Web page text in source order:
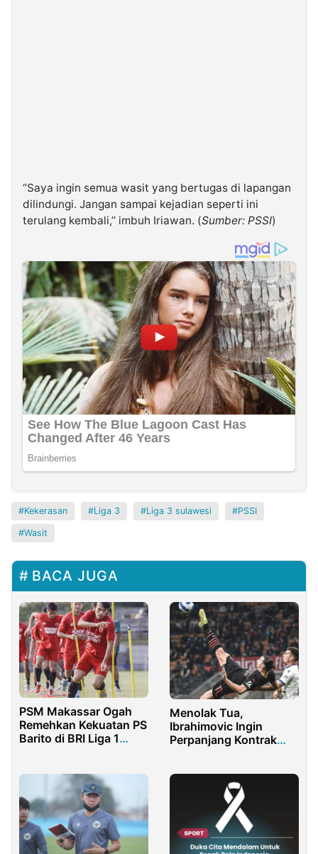
‘’Saya ingin semua wasit yang bertugas di lapangan
dilindungi. Jangan sampai kejadian seperti ini
terulang kembali,’’ imbuh Iriawan. (Sumber: PSSI)
Kekerasan Liga 3 Liga 3 sulawesi PSSI
Wasit
BACA JUGA
PSM Makassar Ogah
Remehkan Kekuatan PS
Barito di BRI Liga 1
Menolak Tua,
Ibrahimovic Ingin
Perpanjang Kontrak